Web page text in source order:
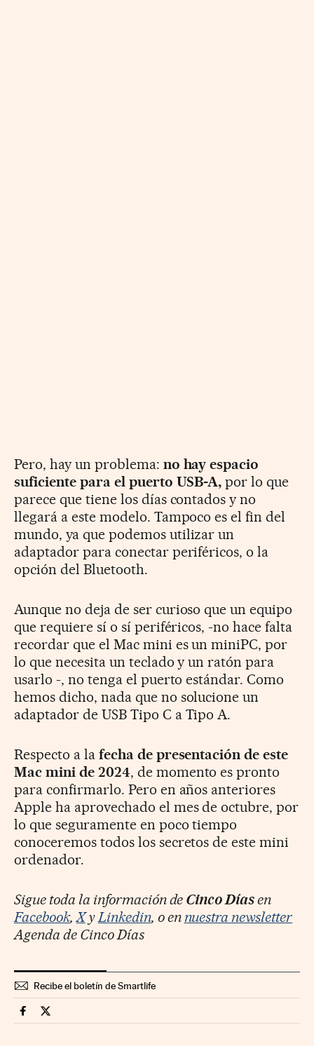
Pero, hay un problema: no hay espacio
suficiente para el puerto USB-A,por lo que
parece que tiene los días contados y no
llegará a este modelo. Tampoco es el fin del
mundo, ya que podemos utilizar un
adaptador para conectar periféricos, o la
opción del Bluetooth.
Aunque no deja de ser curioso que un equipo
que requiere sí o sí periféricos, -no hace falta
recordar que el Mac mini es un miniPC, por
lo que necesita un teclado y un ratón para
usarlo -, no tenga el puerto estándar. Como
hemos dicho, nada que no solucione un
adaptador de USB Tipo C a Tipo A.
Respecto a la fecha de presentación de este
Mac mini de 2024, de momento es pronto
para confirmarlo. Pero en años anteriores
Apple ha aprovechado el mes de octubre, por
lo que seguramente en poco tiempo
conoceremos todos los secretos de este mini
ordenador.
Sigue toda la información de Cinco Díasen
Facebook,XyLinkedin, o ennuestra newsletter
Agenda de Cinco Días
Recibe el boletín de Smartlife
Smartlife Cinco Días en Facebook
Smartlife Cinco Días en Twitter